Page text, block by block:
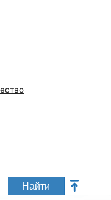
Найти